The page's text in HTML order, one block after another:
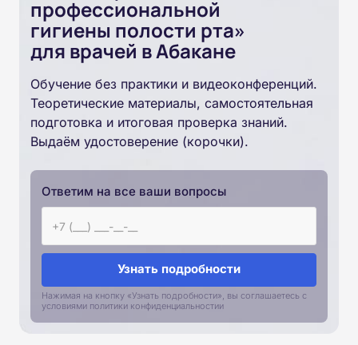
профессиональной
гигиены полости рта»
для врачей в Абакане
Обучение без практики и видеоконференций.
Теоретические материалы, самостоятельная
подготовка и итоговая проверка знаний.
Выдаём удостоверение (корочки).
Ответим на все ваши вопросы
Узнать подробности
Нажимая на кнопку «Узнать подробности», вы соглашаетесь с
условиями политики конфиденциальностии